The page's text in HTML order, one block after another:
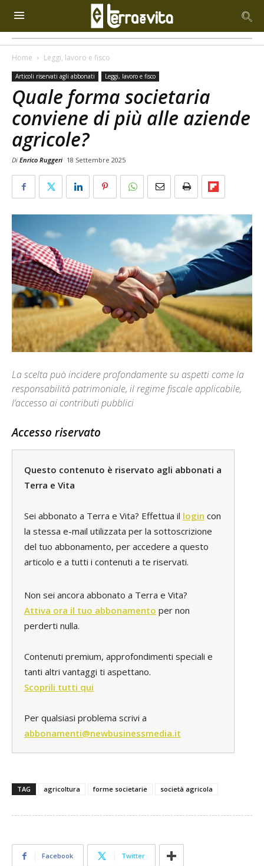
Home Leggi, lavoro e fisco
Articoli riservati agli abbonati Leggi, lavoro e fisco
Quale forma societaria
conviene di più alle aziende
agricole?
Di Enrico Ruggeri 18 Settembre 2025
La scelta può incidere profondamente su aspetti come la
responsabilità patrimoniale, il regime fiscale applicabile,
l’accesso ai contributi pubblici
Accesso riservato
Questo contenuto è riservato agli abbonati a
Terra e Vita
Sei abbonato a Terra e Vita? Effettua il login con
la stessa e-mail utilizzata per la sottoscrizione
del tuo abbonamento, per accedere a questo
articolo e a tutti i contenuti a te riservati.
Non sei ancora abbonato a Terra e Vita?
Attiva ora il tuo abbonamento per non
perderti nulla.
Contenuti premium, approfondimenti speciali e
tanti altri vantaggi ti aspettano.
Scoprili tutti qui
Per qualsiasi problema scrivi a
abbonamenti@newbusinessmedia.it
TAG agricoltura forme societarie società agricola
Facebook Twitter